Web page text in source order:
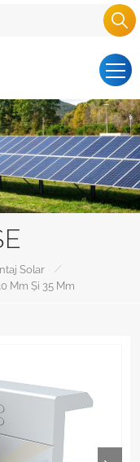
Solar
/
Mm Și 35 Mm